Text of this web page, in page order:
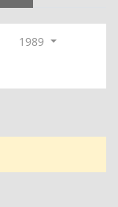
1989